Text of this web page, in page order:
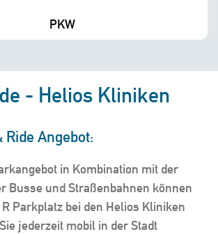
PKW
- Helios Kliniken
Angebot:
in Kombination mit der
Busse und Straßenbahnen können
Parkplatz bei den Helios Kliniken
jederzeit mobil in der Stadt